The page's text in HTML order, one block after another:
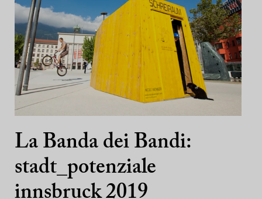
La Banda dei Bandi:
stadt_potenziale
innsbruck 2019